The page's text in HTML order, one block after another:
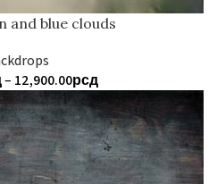
and blue clouds
– 12,900.00рсдРаспон
цена:
од
900.00рсд
до
12,900.00рсд